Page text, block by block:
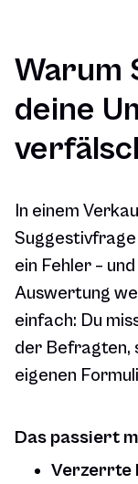
Warum
deine
In einem
ein Fehler –
Auswertung
einfach: Du
der Befragten,
eigenen
Das passiert
Verzerrte